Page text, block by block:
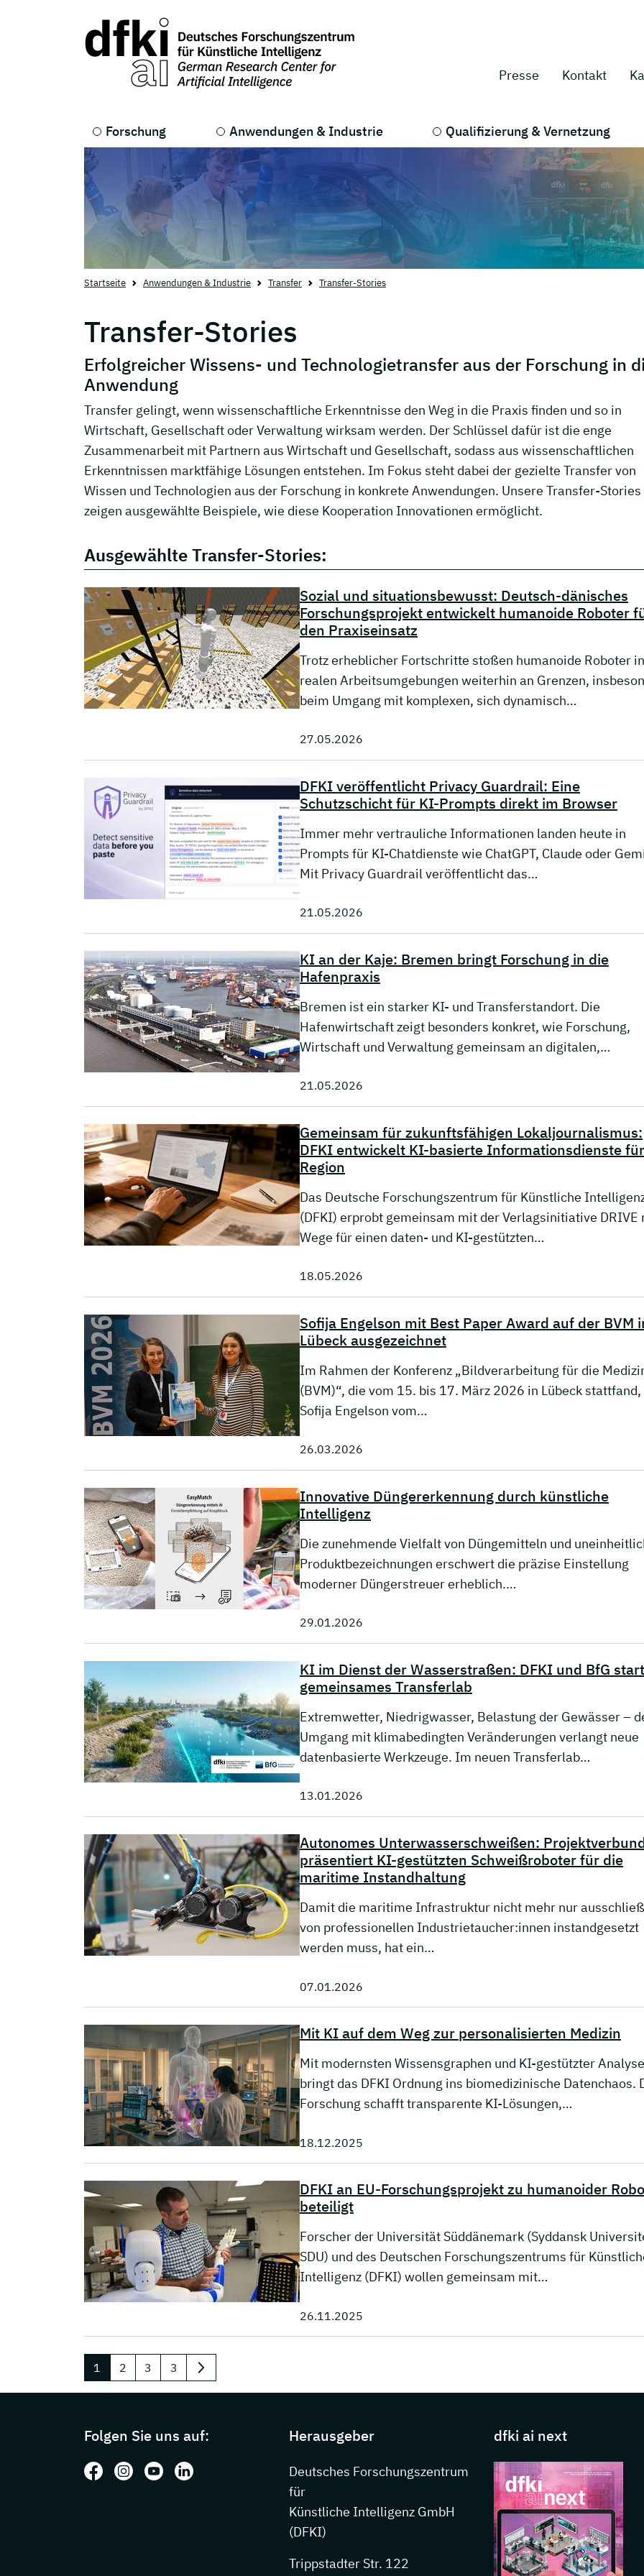
Presse Kontakt
Forschung Anwendungen & Industrie Qualifizierung & Vernetzung
Startseite Anwendungen & Industrie Transfer Transfer-Stories
Transfer-Stories
Erfolgreicher Wissens- und Technologietransfer aus der Forschung in
Anwendung
Transfer gelingt, wenn wissenschaftliche Erkenntnisse den Weg in die Praxis finden und so in
Wirtschaft, Gesellschaft oder Verwaltung wirksam werden. Der Schlüssel dafür ist die enge
Zusammenarbeit mit Partnern aus Wirtschaft und Gesellschaft, sodass aus wissenschaftlichen
Erkenntnissen marktfähige Lösungen entstehen. Im Fokus steht dabei der gezielte Transfer von
Wissen und Technologien aus der Forschung in konkrete Anwendungen. Unsere Transfer-Stories
zeigen ausgewählte Beispiele, wie diese Kooperation Innovationen ermöglicht.
Ausgewählte Transfer-Stories:
Sozial und situationsbewusst: Deutsch-dänisches
Forschungsprojekt entwickelt humanoide Roboter
den Praxiseinsatz
Trotz erheblicher Fortschritte stoßen humanoide Roboter in
realen Arbeitsumgebungen weiterhin an Grenzen,
beim Umgang mit komplexen, sich dynamisch…
27.05.2026
DFKI veröffentlicht Privacy Guardrail: Eine
Schutzschicht für KI-Prompts direkt im Browser
Immer mehr vertrauliche Informationen landen heute in
Prompts für KI-Chatdienste wie ChatGPT, Claude oder
Mit Privacy Guardrail veröffentlicht das…
21.05.2026
KI an der Kaje: Bremen bringt Forschung in die
Hafenpraxis
Bremen ist ein starker KI- und Transferstandort. Die
Hafenwirtschaft zeigt besonders konkret, wie Forschung,
Wirtschaft und Verwaltung gemeinsam an digitalen,…
21.05.2026
Gemeinsam für zukunftsfähigen Lokaljournalismus:
DFKI entwickelt KI-basierte Informationsdienste
Region
Das Deutsche Forschungszentrum für Künstliche
(DFKI) erprobt gemeinsam mit der Verlagsinitiative DRIVE
Wege für einen daten- und KI-gestützten…
18.05.2026
Sofija Engelson mit Best Paper Award auf der BVM
Lübeck ausgezeichnet
Im Rahmen der Konferenz „Bildverarbeitung für die
(BVM)“, die vom 15. bis 17. März 2026 in Lübeck
Sofija Engelson vom…
26.03.2026
Innovative Düngererkennung durch künstliche
Intelligenz
Die zunehmende Vielfalt von Düngemitteln und
Produktbezeichnungen erschwert die präzise Einstellung
moderner Düngerstreuer erheblich.…
29.01.2026
KI im Dienst der Wasserstraßen: DFKI und BfG
gemeinsames Transferlab
Extremwetter, Niedrigwasser, Belastung der Gewässer –
Umgang mit klimabedingten Veränderungen verlangt neue
datenbasierte Werkzeuge. Im neuen Transferlab…
13.01.2026
Autonomes Unterwasserschweißen:
präsentiert KI-gestützten Schweißroboter für die
maritime Instandhaltung
Damit die maritime Infrastruktur nicht mehr nur
von professionellen Industrietaucher:innen instandgesetzt
werden muss, hat ein…
07.01.2026
Mit KI auf dem Weg zur personalisierten Medizin
Mit modernsten Wissensgraphen und KI-gestützter Analyse
bringt das DFKI Ordnung ins biomedizinische Datenchaos.
Forschung schafft transparente KI-Lösungen,…
18.12.2025
DFKI an EU-Forschungsprojekt zu humanoider
beteiligt
Forscher der Universität Süddänemark (Syddansk
SDU) und des Deutschen Forschungszentrums für
Intelligenz (DFKI) wollen gemeinsam mit…
26.11.2025
1 2 3 3 nächste
Folgen Sie uns auf:
Folgen Sie uns auf: Facebook
Folgen Sie uns auf: Instagram
Folgen Sie uns auf: Youtube
Folgen Sie uns auf: LinkedIn
Herausgeber
Deutsches Forschungszentrum
für
Künstliche Intelligenz GmbH
(DFKI)
Trippstadter Str. 122
dfki ai next